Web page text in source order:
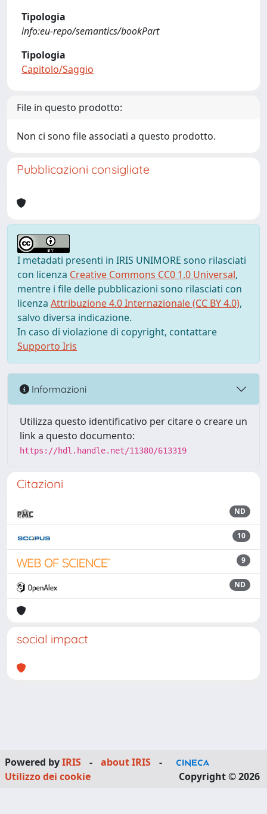
Tipologia
info:eu-repo/semantics/bookPart
Tipologia
Capitolo/Saggio
File in questo prodotto:
Non ci sono file associati a questo prodotto.
Pubblicazioni consigliate
I metadati presenti in IRIS UNIMORE sono rilasciati
con licenza Creative Commons CC0 1.0 Universal,
mentre i file delle pubblicazioni sono rilasciati con
licenza Attribuzione 4.0 Internazionale (CC BY 4.0),
salvo diversa indicazione.
In caso di violazione di copyright, contattare
Supporto Iris
Informazioni
Utilizza questo identificativo per citare o creare un
link a questo documento:
https://hdl.handle.net/11380/613319
Citazioni
ND
10
9
ND
social impact
Powered byIRIS - about IRIS
-
Utilizzo dei cookie
Copyright © 2026